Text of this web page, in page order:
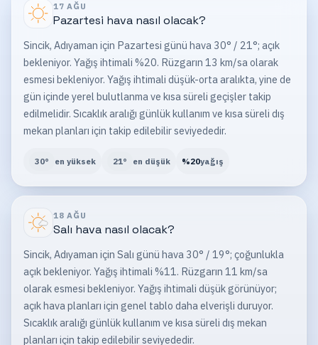
17 AĞU
Pazartesi hava nasıl olacak?
Sincik, Adıyaman için Pazartesi günü hava 30° / 21°; açık
bekleniyor. Yağış ihtimali %20. Rüzgarın 13 km/sa olarak
esmesi bekleniyor. Yağış ihtimali düşük-orta aralıkta, yine de
gün içinde yerel bulutlanma ve kısa süreli geçişler takip
edilmelidir. Sıcaklık aralığı günlük kullanım ve kısa süreli dış
mekan planları için takip edilebilir seviyededir.
30° en yüksek 21° en düşük %20yağış
18 AĞU
Salı hava nasıl olacak?
Sincik, Adıyaman için Salı günü hava 30° / 19°; çoğunlukla
açık bekleniyor. Yağış ihtimali %11. Rüzgarın 11 km/sa
olarak esmesi bekleniyor. Yağış ihtimali düşük görünüyor;
açık hava planları için genel tablo daha elverişli duruyor.
Sıcaklık aralığı günlük kullanım ve kısa süreli dış mekan
planları için takip edilebilir seviyededir.